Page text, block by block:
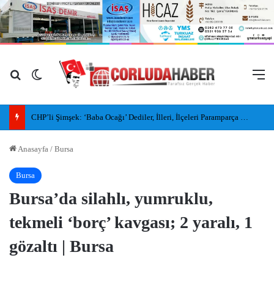
Arama yap ...
Dış görünümü değiştir
Anasayfa / Bursa
Bursa
Bursa’da silahlı, yumruklu,
tekmeli ‘borç’ kavgası; 2 yaralı, 1
gözaltı | Bursa